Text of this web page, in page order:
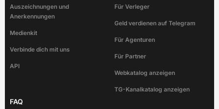
Auszeichnungen und
Anerkennungen
Medienkit
Verbinde dich mit uns
API
FAQ
Für Verleger
Geld verdienen auf Telegram
Für Agenturen
Für Partner
Webkatalog anzeigen
TG-Kanalkatalog anzeigen